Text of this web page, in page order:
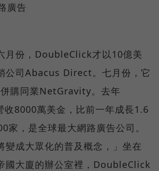
廣告
月份，DoubleClick才以10億美
公司Abacus Direct。七月份，它
購同業NetGravity。去年
8000萬美金，比前一年成長1.6
家，是全球最大網路廣告公司。
變成大眾化的普及概念，」坐在
國大廈的辦公室裡，DoubleClick